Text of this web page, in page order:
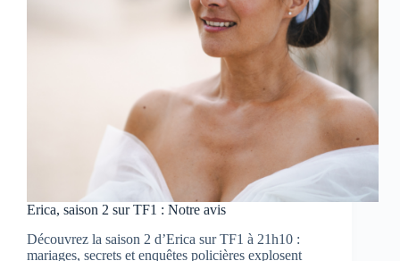
Erica, saison 2 sur TF1 : Notre avis
Découvrez la saison 2 d’Erica sur TF1 à 21h10 :
mariages, secrets et enquêtes policières explosent